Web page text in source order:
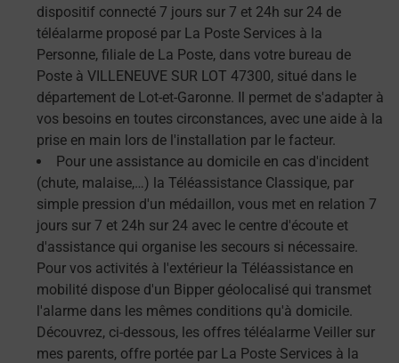
dispositif connecté 7 jours sur 7 et 24h sur 24 de
téléalarme proposé par La Poste Services à la
Personne, filiale de La Poste, dans votre bureau de
Poste à VILLENEUVE SUR LOT 47300, situé dans le
département de Lot-et-Garonne. Il permet de s'adapter à
vos besoins en toutes circonstances, avec une aide à la
prise en main lors de l'installation par le facteur.
Pour une assistance au domicile en cas d'incident
(chute, malaise,…) la Téléassistance Classique, par
simple pression d'un médaillon, vous met en relation 7
jours sur 7 et 24h sur 24 avec le centre d'écoute et
d'assistance qui organise les secours si nécessaire.
Pour vos activités à l'extérieur la Téléassistance en
mobilité dispose d'un Bipper géolocalisé qui transmet
l'alarme dans les mêmes conditions qu'à domicile.
Découvrez, ci-dessous, les offres téléalarme Veiller sur
mes parents, offre portée par La Poste Services à la